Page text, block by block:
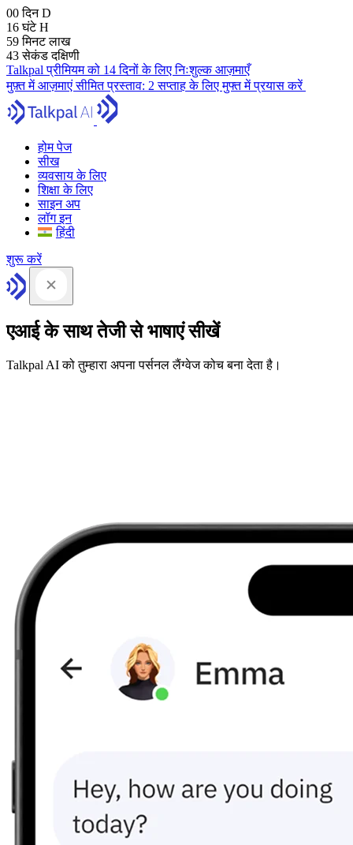
00 दिनD
16 घंटेH
59 मिनटलाख
42 सेकंडदक्षिणी
Talkpal प्रीमियम को 14 दिनों के लिए निःशुल्क आज़माएँ
मुफ़्त में आज़माएंसीमित प्रस्ताव: 2 सप्ताह के लिए मुफ्त में प्रयास करें
होम पेज
सीख
व्यवसाय के लिए
शिक्षा के लिए
साइन अप
लॉग इन
हिंदी
शुरू करें
एआई के साथ तेजी से भाषाएं सीखें
Talkpal AI को तुम्हारा अपना पर्सनल लैंग्वेज कोच बना देता है।